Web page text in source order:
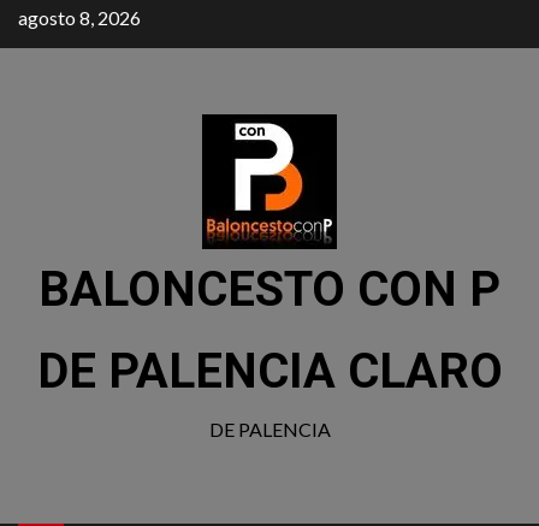
agosto 8, 2026
BALONCESTO CON P
DE PALENCIA CLARO
DE PALENCIA